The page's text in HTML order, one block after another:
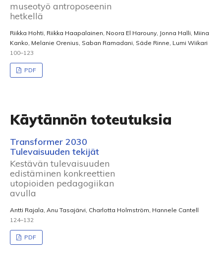
museotyö antroposeenin
hetkellä
Riikka Hohti, Riikka Haapalainen, Noora El Harouny, Jonna Halli, Miina
Kanko, Melanie Orenius, Saban Ramadani, Säde Rinne, Lumi Wiikari
100–123
PDF
Käytännön toteutuksia
Transformer 2030
Tulevaisuuden tekijät
Kestävän tulevaisuuden
edistäminen konkreettien
utopioiden pedagogiikan
avulla
Antti Rajala, Anu Tasajärvi, Charlotta Holmström, Hannele Cantell
124–132
PDF